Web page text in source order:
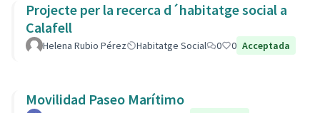
Projecte per la recerca d´habitatge social a
Calafell
Helena Rubio Pérez Habitatge Social 0 0 Acceptada
Movilidad Paseo Marítimo